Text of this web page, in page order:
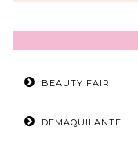
BEAUTY FAIR
DEMAQUILANTE